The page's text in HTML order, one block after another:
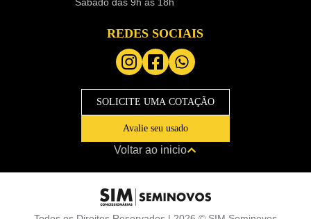
REDES SOCIAIS
SOLICITE UMA COTAÇÃO
Avalie seu usado
Voltar ao inicio